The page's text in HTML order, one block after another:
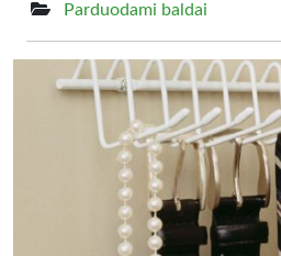
Parduodami baldai